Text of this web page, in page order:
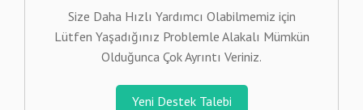
Size Daha Hızlı Yardımcı Olabilmemiz için
Lütfen Yaşadığınız Problemle Alakalı Mümkün
Olduğunca Çok Ayrıntı Veriniz.
Yeni Destek Talebi